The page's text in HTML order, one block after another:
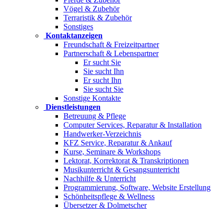
Vögel & Zubehör
Terraristik & Zubehör
Sonstiges
Kontaktanzeigen
Freundschaft & Freizeitpartner
Partnerschaft & Lebenspartner
Er sucht Sie
Sie sucht Ihn
Er sucht Ihn
Sie sucht Sie
Sonstige Kontakte
Dienstleistungen
Betreuung & Pflege
Computer Services, Reparatur & Installation
Handwerker-Verzeichnis
KFZ Service, Reparatur & Ankauf
Kurse, Seminare & Workshops
Lektorat, Korrektorat & Transkriptionen
Musikunterricht & Gesangsunterricht
Nachhilfe & Unterricht
Programmierung, Software, Website Erstellung
Schönheitspflege & Wellness
Übersetzer & Dolmetscher